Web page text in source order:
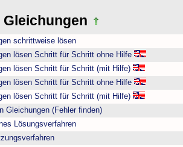
Gleichungen
schrittweise lösen
lösen Schritt für Schritt ohne Hilfe
lösen Schritt für Schritt (mit Hilfe)
lösen Schritt für Schritt ohne Hilfe
lösen Schritt für Schritt (mit Hilfe)
Gleichungen (Fehler finden)
Lösungsverfahren